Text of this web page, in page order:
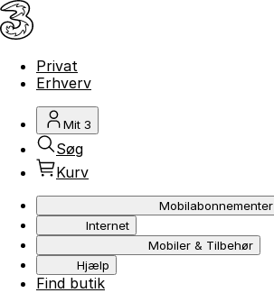
Privat
Erhverv
Mit 3
Søg
Kurv
Mobilabonnementer
Internet
Mobiler & Tilbehør
Hjælp
Find butik